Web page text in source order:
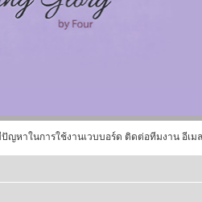
ญหาในการใช้งานเวบบอร์ด ติดต่อทีมงาน อีเม